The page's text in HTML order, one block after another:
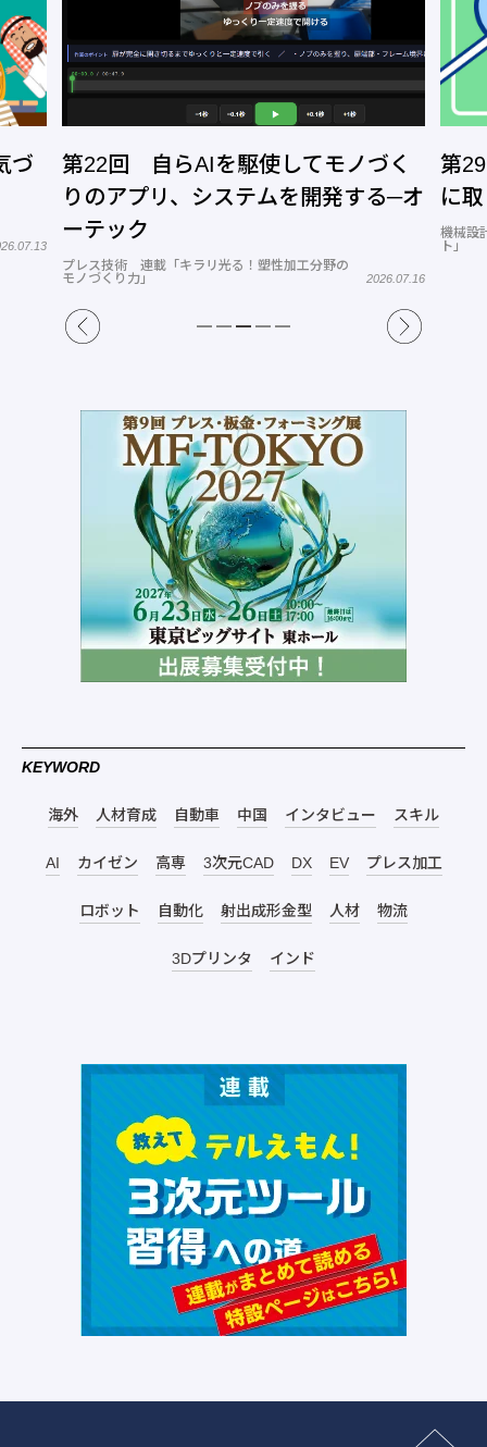
づ
第22回 自らAIを駆使してモノづく
りのアプリ、システムを開発する─オ
ーテック
プレス技術 連載「キラリ光る！塑性加工分野の
モノづくり力」
2026.07.16
第
に
機械設
ト」
KEYWORD
海外 人材育成 自動車 中国 インタビュー スキル
AI カイゼン 高専 3次元CAD DX EV プレス加工
ロボット 自動化 射出成形金型 人材 物流
3Dプリンタ インド